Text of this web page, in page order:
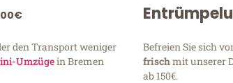
den Transport weniger
Umzügein Bremen
Befreien Sie sich
frischmit unserer
ab 150€.